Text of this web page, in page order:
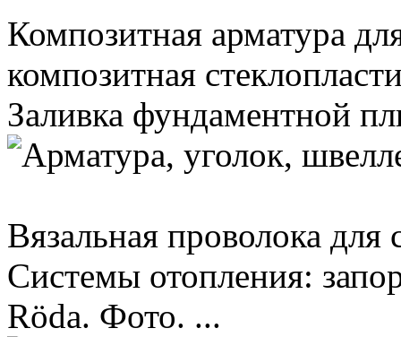
Композитная арматура
композитная
Заливка фундаментной
Вязальная проволока для
Системы отопления:
Röda. Фото. ...